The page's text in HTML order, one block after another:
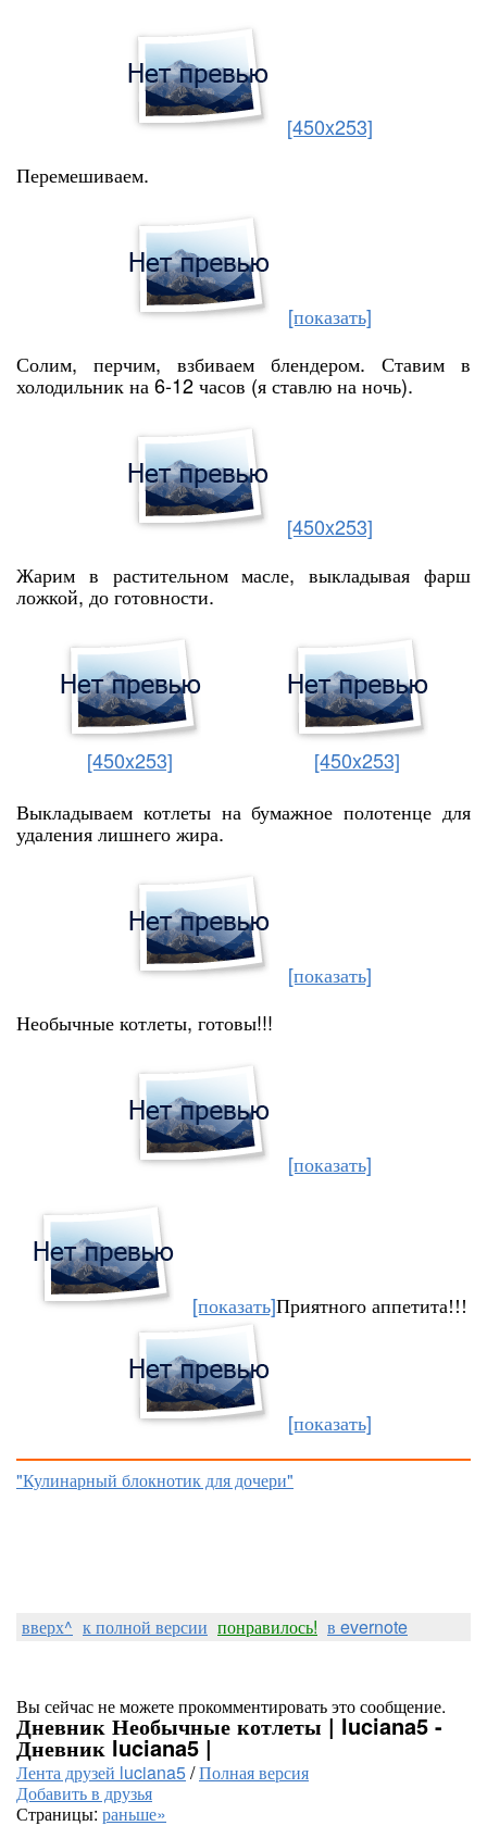
[450x253]
Перемешиваем.
[показать]
Солим, перчим, взбиваем блендером. Ставим в
холодильник на 6-12 часов (я ставлю на ночь).
[450x253]
Жарим в растительном масле, выкладывая фарш
ложкой, до готовности.
[450x253]
[450x253]
Выкладываем котлеты на бумажное полотенце для
удаления лишнего жира.
[показать]
Необычные котлеты, готовы!!!
[показать]
[показать]Приятного аппетита!!!
[показать]
"Кулинарный блокнотик для дочери"
вверх^ к полной версии понравилось! в evernote
Вы сейчас не можете прокомментировать это сообщение.
Дневник Необычные котлеты | luciana5 -
Дневник luciana5 |
Лента друзей luciana5/Полная версия
Добавить в друзья
Страницы: раньше»